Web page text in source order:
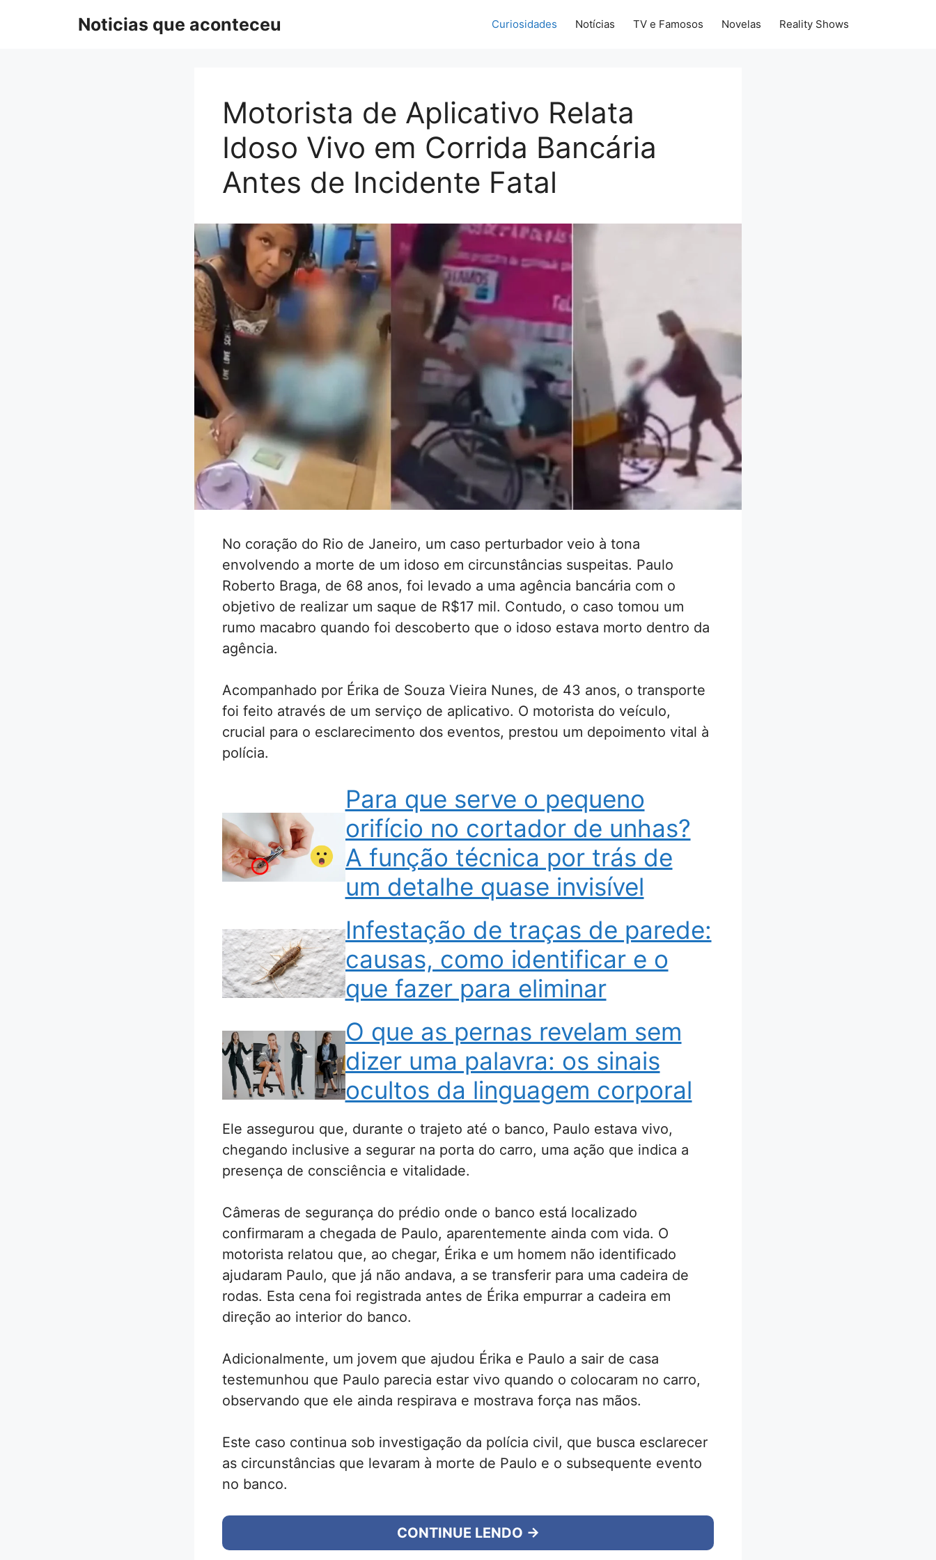
Noticias que aconteceu Curiosidades Notícias TV e Famosos Novelas Reality Shows
Motorista de Aplicativo Relata
Idoso Vivo em Corrida Bancária
Antes de Incidente Fatal
No coração do Rio de Janeiro, um caso perturbador veio à tona
envolvendo a morte de um idoso em circunstâncias suspeitas. Paulo
Roberto Braga, de 68 anos, foi levado a uma agência bancária com o
objetivo de realizar um saque de R$17 mil. Contudo, o caso tomou um
rumo macabro quando foi descoberto que o idoso estava morto dentro da
agência.
Acompanhado por Érika de Souza Vieira Nunes, de 43 anos, o transporte
foi feito através de um serviço de aplicativo. O motorista do veículo,
crucial para o esclarecimento dos eventos, prestou um depoimento vital à
polícia.
Para que serve o pequeno
orifício no cortador de unhas?
A função técnica por trás de
um detalhe quase invisível
Infestação de traças de parede:
causas, como identificar e o
que fazer para eliminar
O que as pernas revelam sem
dizer uma palavra: os sinais
ocultos da linguagem corporal
Ele assegurou que, durante o trajeto até o banco, Paulo estava vivo,
chegando inclusive a segurar na porta do carro, uma ação que indica a
presença de consciência e vitalidade.
Câmeras de segurança do prédio onde o banco está localizado
confirmaram a chegada de Paulo, aparentemente ainda com vida. O
motorista relatou que, ao chegar, Érika e um homem não identificado
ajudaram Paulo, que já não andava, a se transferir para uma cadeira de
rodas. Esta cena foi registrada antes de Érika empurrar a cadeira em
direção ao interior do banco.
Adicionalmente, um jovem que ajudou Érika e Paulo a sair de casa
testemunhou que Paulo parecia estar vivo quando o colocaram no carro,
observando que ele ainda respirava e mostrava força nas mãos.
Este caso continua sob investigação da polícia civil, que busca esclarecer
as circunstâncias que levaram à morte de Paulo e o subsequente evento
no banco.
CONTINUE LENDO →